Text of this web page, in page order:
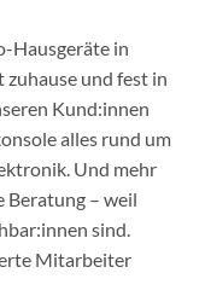
Hausgeräte in
und fest in
Kund:innen
alles rund um
Und mehr
Beratung – weil
sind.
Mitarbeiter